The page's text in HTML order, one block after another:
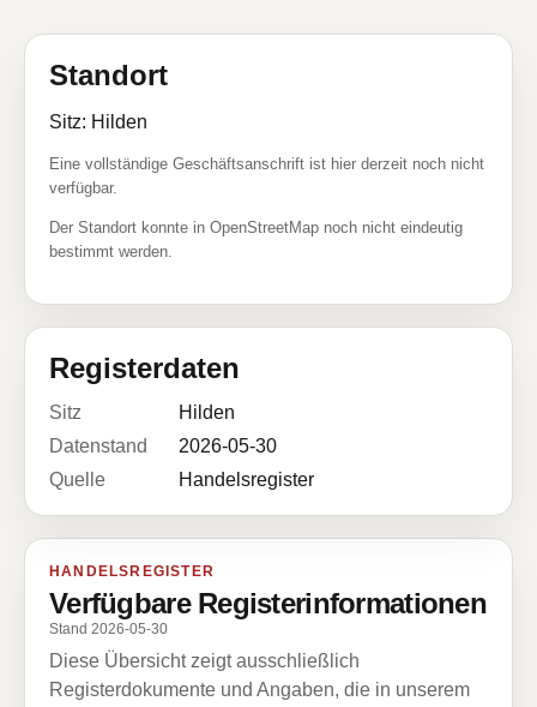
Standort
Sitz: Hilden
Eine vollständige Geschäftsanschrift ist hier derzeit noch nicht
verfügbar.
Der Standort konnte in OpenStreetMap noch nicht eindeutig
bestimmt werden.
Registerdaten
Sitz
Hilden
Datenstand
2026-05-30
Quelle
Handelsregister
HANDELSREGISTER
Verfügbare Registerinformationen
Stand 2026-05-30
Diese Übersicht zeigt ausschließlich
Registerdokumente und Angaben, die in unserem